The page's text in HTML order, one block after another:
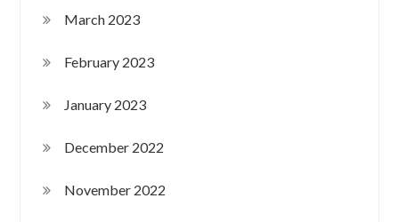
March 2023
February 2023
January 2023
December 2022
November 2022